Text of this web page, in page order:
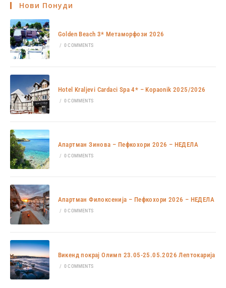
Нови Понуди
Golden Beach 3* Метаморфози 2026
/ 0 COMMENTS
Hotel Kraljevi Cardaci Spa 4* – Kopaonik 2025/2026
/ 0 COMMENTS
Апартман Зинова – Пефкохори 2026 – НЕДЕЛА
/ 0 COMMENTS
Апартман Филоксенија – Пефкохори 2026 – НЕДЕЛА
/ 0 COMMENTS
Викенд покрај Олимп 23.05-25.05.2026 Лептокарија
/ 0 COMMENTS